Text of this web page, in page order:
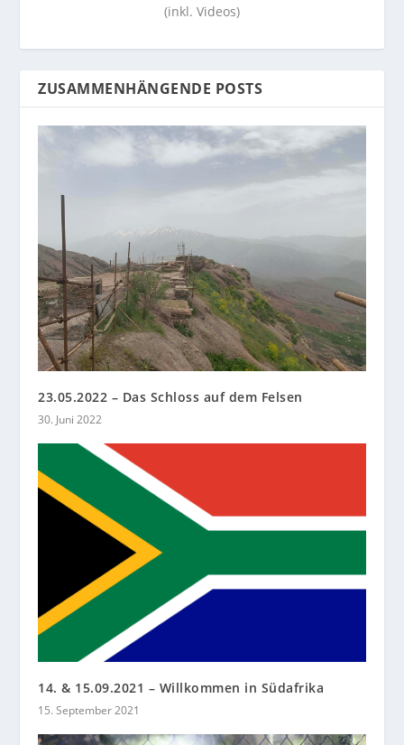
(inkl. Videos)
ZUSAMMENHÄNGENDE POSTS
23.05.2022 – Das Schloss auf dem Felsen
30. Juni 2022
14. & 15.09.2021 – Willkommen in Südafrika
15. September 2021